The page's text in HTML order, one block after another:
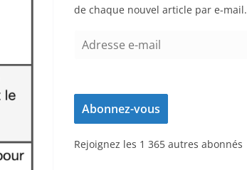
de chaque nouvel article par e-mail.
e
s
e
Abonnez-vous
Rejoignez les 1 365 autres abonnés